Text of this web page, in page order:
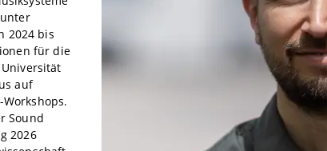
2024 bis
für die
auf
Sound
2026